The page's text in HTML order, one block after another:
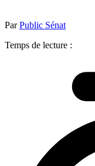
ParPublic Sénat
Temps de lecture :